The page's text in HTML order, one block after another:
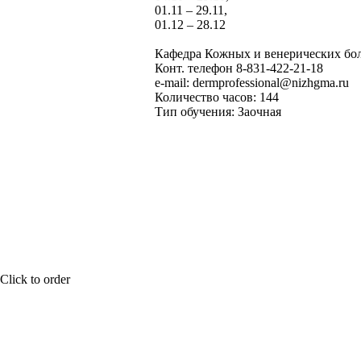
01.11 – 29.11,
01.12 – 28.12
Кафедра Кожных и венерических
Конт. телефон 8-831-422-21-18
e-mail: dermprofessional@nizhgma.ru
Количество часов: 144
Тип обучения: Заочная
Click to order